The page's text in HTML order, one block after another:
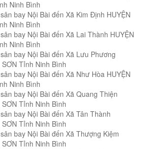
Ninh Bình
bay Nội Bài đến Xã Kim Định HUYỆN
Ninh Bình
bay Nội Bài đến Xã Lai Thành HUYỆN
Ninh Bình
bay Nội Bài đến Xã Lưu Phương
SƠN Tỉnh Ninh Bình
bay Nội Bài đến Xã Như Hòa HUYỆN
Ninh Bình
bay Nội Bài đến Xã Quang Thiện
SƠN Tỉnh Ninh Bình
bay Nội Bài đến Xã Tân Thành
SƠN Tỉnh Ninh Bình
bay Nội Bài đến Xã Thượng Kiệm
SƠN Tỉnh Ninh Bình